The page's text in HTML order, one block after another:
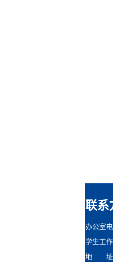
联系
办公室
学生工
地 址：